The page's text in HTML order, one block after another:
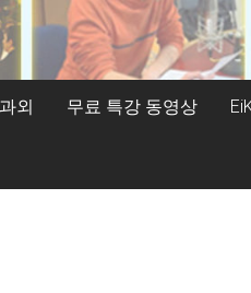
외 무료 특강 동영상